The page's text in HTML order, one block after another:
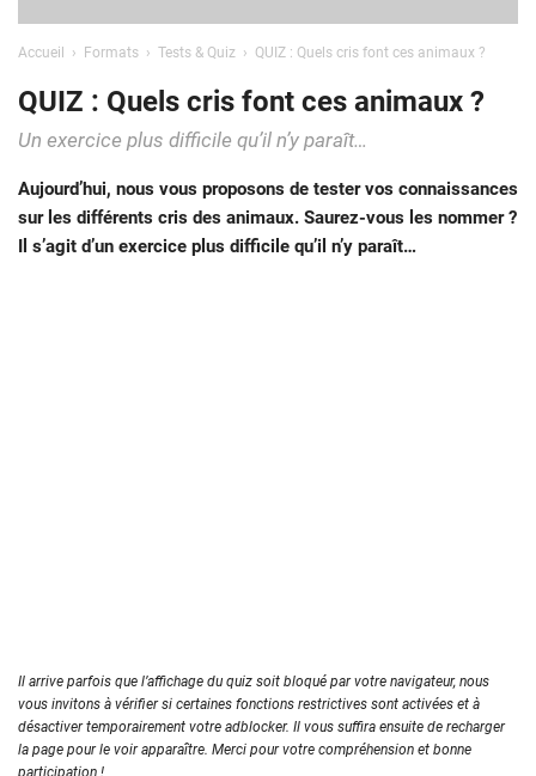
Accueil Formats Tests & Quiz QUIZ : Quels cris font ces animaux ?
QUIZ : Quels cris font ces animaux ?
Un exercice plus difficile qu’il n’y paraît…
Aujourd’hui, nous vous proposons de tester vos connaissances
sur les différents cris des animaux. Saurez-vous les nommer ?
Il s’agit d’un exercice plus difficile qu’il n’y paraît…
Il arrive parfois que l’affichage du quiz soit bloqué par votre navigateur, nous
vous invitons à vérifier si certaines fonctions restrictives sont activées et à
désactiver temporairement votre adblocker. Il vous suffira ensuite de recharger
la page pour le voir apparaître. Merci pour votre compréhension et bonne